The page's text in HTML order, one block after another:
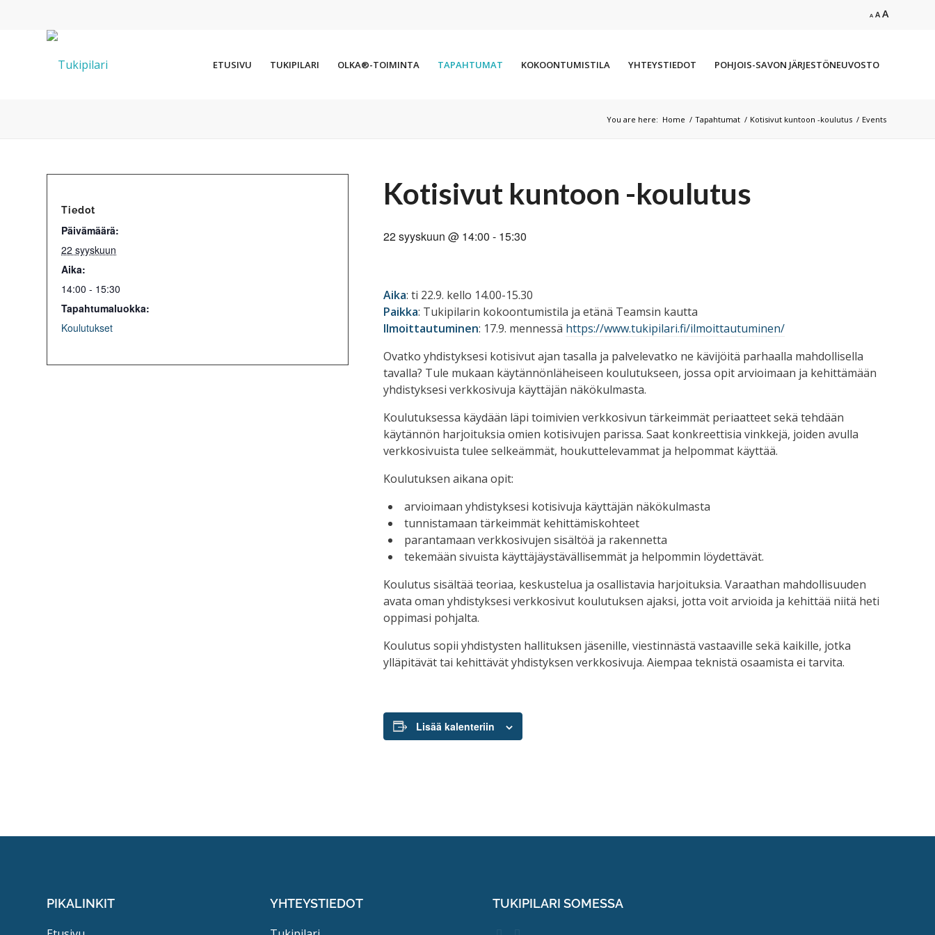
A Decrease
AReset
font
AIncrease
font
ETUSIVU TUKIPILARI OLKA®-TOIMINTA TAPAHTUMAT KOKOONTUMISTILA YHTEYSTIEDOT POHJOIS-SAVON JÄRJESTÖNEUVOSTO
You are here: Home / Tapahtumat / Kotisivut kuntoon -koulutus / Events
Kotisivut kuntoon -koulutus
22 syyskuun @ 14:00 - 15:30
Aika: ti 22.9. kello 14.00-15.30
Paikka: Tukipilarin kokoontumistila ja etänä Teamsin kautta
Ilmoittautuminen: 17.9. mennessä https://www.tukipilari.fi/ilmoittautuminen/
Ovatko yhdistyksesi kotisivut ajan tasalla ja palvelevatko ne kävijöitä parhaalla mahdollisella
tavalla? Tule mukaan käytännönläheiseen koulutukseen, jossa opit arvioimaan ja kehittämään
yhdistyksesi verkkosivuja käyttäjän näkökulmasta.
Koulutuksessa käydään läpi toimivien verkkosivun tärkeimmät periaatteet sekä tehdään
käytännön harjoituksia omien kotisivujen parissa. Saat konkreettisia vinkkejä, joiden avulla
verkkosivuista tulee selkeämmät, houkuttelevammat ja helpommat käyttää.
Koulutuksen aikana opit:
arvioimaan yhdistyksesi kotisivuja käyttäjän näkökulmasta
tunnistamaan tärkeimmät kehittämiskohteet
parantamaan verkkosivujen sisältöä ja rakennetta
tekemään sivuista käyttäjäystävällisemmät ja helpommin löydettävät.
Koulutus sisältää teoriaa, keskustelua ja osallistavia harjoituksia. Varaathan mahdollisuuden
avata oman yhdistyksesi verkkosivut koulutuksen ajaksi, jotta voit arvioida ja kehittää niitä heti
oppimasi pohjalta.
Koulutus sopii yhdistysten hallituksen jäsenille, viestinnästä vastaaville sekä kaikille, jotka
ylläpitävät tai kehittävät yhdistyksen verkkosivuja. Aiempaa teknistä osaamista ei tarvita.
Lisää kalenteriin
Tiedot
Päivämäärä:
22 syyskuun
Aika:
14:00 - 15:30
Tapahtumaluokka:
Koulutukset
PIKALINKIT YHTEYSTIEDOT TUKIPILARI SOMESSA